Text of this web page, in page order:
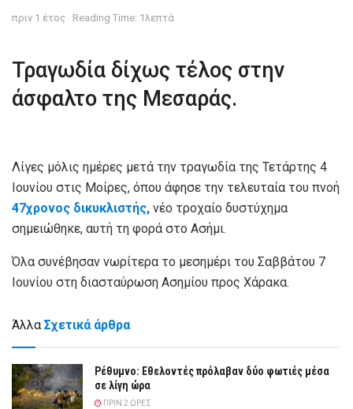
πριν 1 έτος Reading Time: 1λεπτά
Τραγωδία δίχως τέλος στην
άσφαλτο της Μεσαράς.
Λίγες μόλις ημέρες μετά την τραγωδία της Τετάρτης 4
Ιουνίου στις Μοίρες, όπου άφησε την τελευταία του πνοή
47χρονος δικυκλιστής, νέο τροχαίο δυστύχημα
σημειώθηκε, αυτή τη φορά στο Ασήμι.
Όλα συνέβησαν νωρίτερα το μεσημέρι του Σαββάτου 7
Ιουνίου στη διασταύρωση Ασημίου προς Χάρακα.
Άλλα Σχετικά άρθρα
Ρέθυμνο: Εθελοντές πρόλαβαν δύο φωτιές μέσα
σε λίγη ώρα
ΠΡΙΝ 2 ΏΡΕΣ